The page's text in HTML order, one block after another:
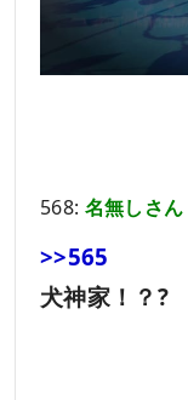
568: 名無しさん
>>565
犬神家！？?